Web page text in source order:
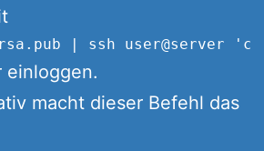
| ssh user@server
einloggen.
macht dieser Befehl das